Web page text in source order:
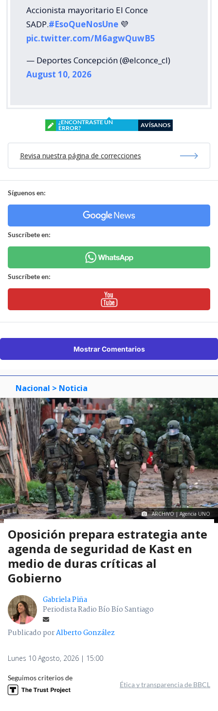
Accionista mayoritario El Conce
SADP.#EsoQueNosUne 💜
pic.twitter.com/M6agwQuwB5
— Deportes Concepción (@elconce_cl)
August 10, 2026
¿ENCONTRASTE UN
ERROR?
AVÍSANOS
Revisa nuestra página de correcciones
Síguenos en:
Suscríbete en:
Suscríbete en:
Mostrar Comentarios
Nacional > Noticia
ARCHIVO | Agencia UNO
Oposición prepara estrategia ante
agenda de seguridad de Kast en
medio de duras críticas al
Gobierno
Gabriela Piña
Periodista Radio Bío Bío Santiago
Publicado porAlberto González
Lunes 10 Agosto, 2026 | 15:00
Seguimos criterios de
Ética y transparencia de BBCL